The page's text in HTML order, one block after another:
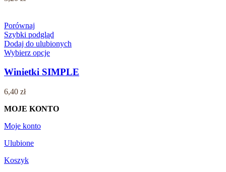
Porównaj
Szybki podgląd
Dodaj do ulubionych
Wybierz opcje
Winietki SIMPLE
6,40 zł
MOJE KONTO
Moje konto
Ulubione
Koszyk